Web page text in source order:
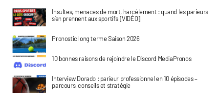
Insultes, menaces de mort, harcèlement : quand les parieurs
s’en prennent aux sportifs [VIDÉO]
Pronostic long terme Saison 2026
10 bonnes raisons de rejoindre le Discord MediaPronos
Interview Dorado : parieur professionnel en 10 épisodes –
parcours, conseils et stratégie